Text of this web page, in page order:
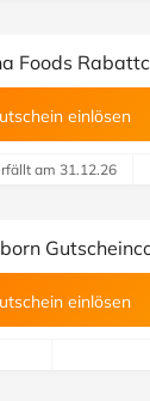
Foods
einlösen
am 31.12.26
einlösen